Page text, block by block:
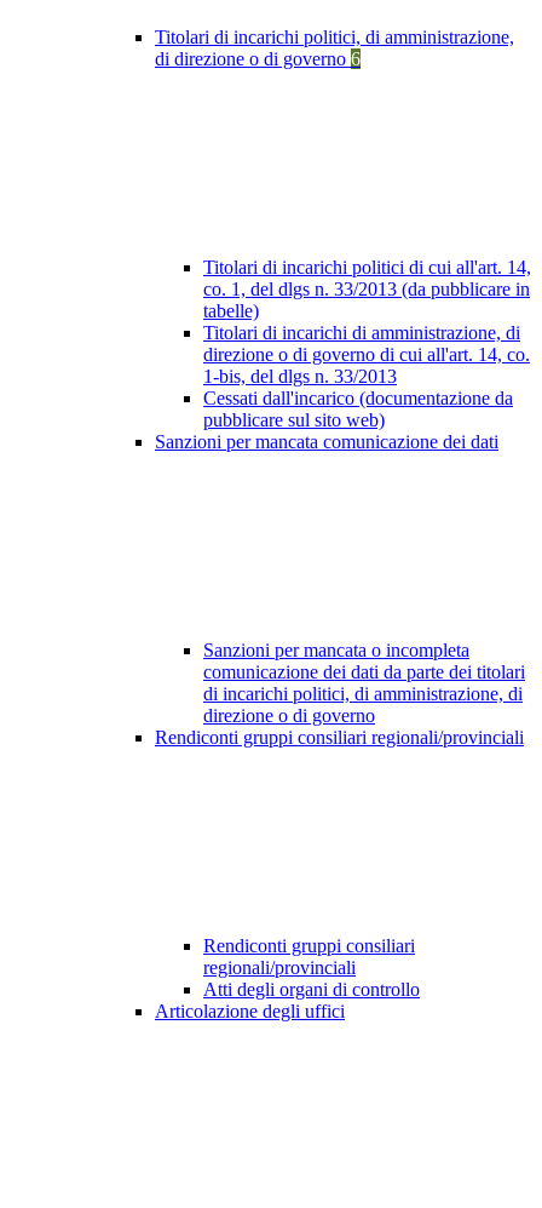
Titolari di incarichi politici, di amministrazione,
di direzione o di governo 6
Titolari di incarichi politici di cui all'art. 14,
co. 1, del dlgs n. 33/2013 (da pubblicare in
tabelle)
Titolari di incarichi di amministrazione, di
direzione o di governo di cui all'art. 14, co.
1-bis, del dlgs n. 33/2013
Cessati dall'incarico (documentazione da
pubblicare sul sito web)
Sanzioni per mancata comunicazione dei dati
Sanzioni per mancata o incompleta
comunicazione dei dati da parte dei titolari
di incarichi politici, di amministrazione, di
direzione o di governo
Rendiconti gruppi consiliari regionali/provinciali
Rendiconti gruppi consiliari
regionali/provinciali
Atti degli organi di controllo
Articolazione degli uffici